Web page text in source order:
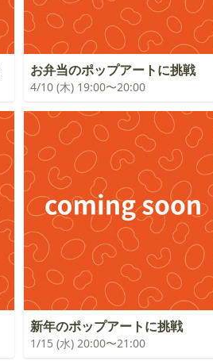
お弁当のポップアートに挑戦
4/10 (木) 19:00〜20:00
新年のポップアートに挑戦
1/15 (水) 20:00〜21:00